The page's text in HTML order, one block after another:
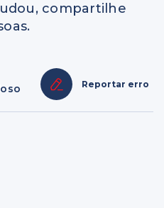
compartilhe
Reportar erro